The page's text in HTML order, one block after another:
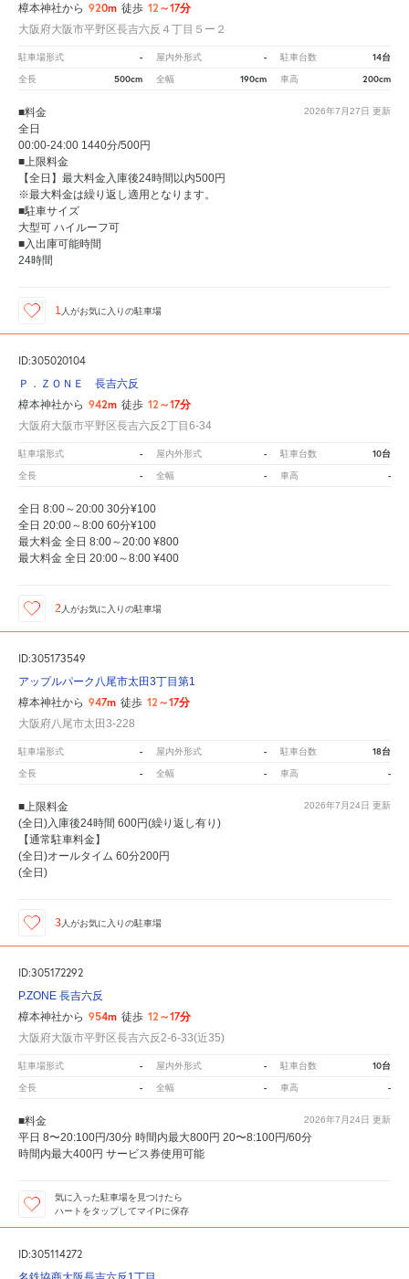
樟本神社から 920m 徒歩 12～17分
大阪府大阪市平野区長吉六反４丁目５ー２
駐車場形式 - 屋内外形式 - 駐車台数 14台
全長 500cm 全幅 190cm 車高 200cm
2026年7月27日 更新
■料金
全日
00:00-24:00 1440分/500円
■上限料金
【全日】最大料金入庫後24時間以内500円
※最大料金は繰り返し適用となります。
■駐車サイズ
大型可 ハイルーフ可
■入出庫可能時間
24時間
1 人がお気に入りの駐車場
ID:305020104
Ｐ．ＺＯＮＥ 長吉六反
樟本神社から 942m 徒歩 12～17分
大阪府大阪市平野区長吉六反2丁目6-34
駐車場形式 - 屋内外形式 - 駐車台数 10台
全長 - 全幅 - 車高 -
全日 8:00～20:00 30分¥100
全日 20:00～8:00 60分¥100
最大料金 全日 8:00～20:00 ¥800
最大料金 全日 20:00～8:00 ¥400
2 人がお気に入りの駐車場
ID:305173549
アップルパーク八尾市太田3丁目第1
樟本神社から 947m 徒歩 12～17分
大阪府八尾市太田3-228
駐車場形式 - 屋内外形式 - 駐車台数 18台
全長 - 全幅 - 車高 -
2026年7月24日 更新
■上限料金
(全日)入庫後24時間 600円(繰り返し有り)
【通常駐車料金】
(全日)オールタイム 60分200円
(全日)
3人がお気に入りの駐車場
ID:305172292
P.ZONE 長吉六反
樟本神社から 954m 徒歩 12～17分
大阪府大阪市平野区長吉六反2-6-33(近35)
駐車場形式 - 屋内外形式 - 駐車台数 10台
全長 - 全幅 - 車高 -
2026年7月24日 更新
■料金
平日 8〜20:100円/30分 時間内最大800円 20〜8:100円/60分
時間内最大400円 サービス券使用可能
気に入った駐車場を見つけたら
ハートをタップしてマイPに保存
ID:305114272